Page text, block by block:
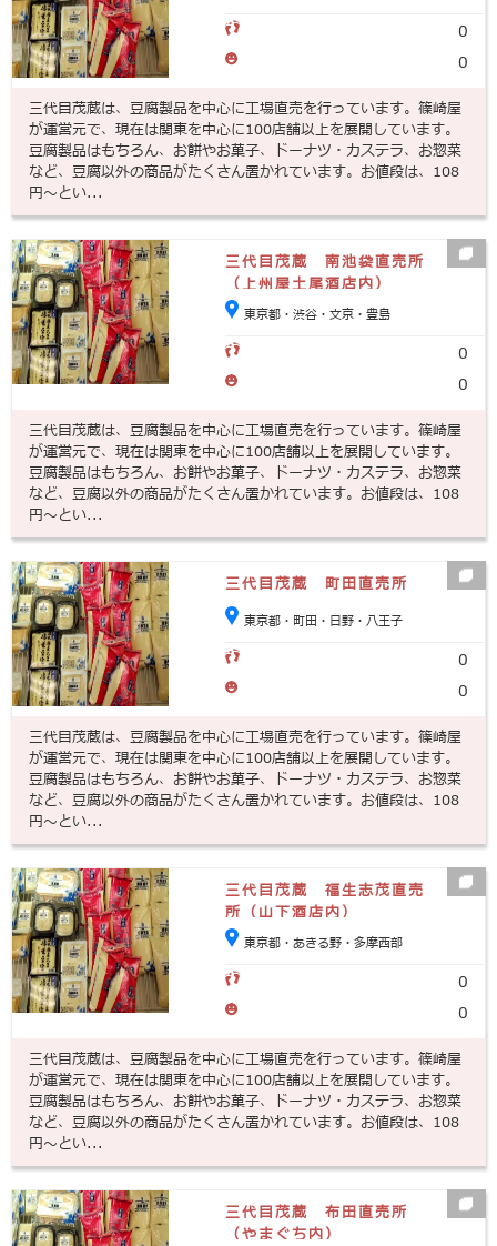
0
0
三代目茂蔵は、豆腐製品を中心に工場直売を行っています。篠崎屋
が運営元で、現在は関東を中心に100店舗以上を展開しています。
豆腐製品はもちろん、お餅やお菓子、ドーナツ・カステラ、お惣菜
など、豆腐以外の商品がたくさん置かれています。お値段は、108
円～とい...
三代目茂蔵 南池袋直売所
（上州屋土尾酒店内）
東京都・渋谷・文京・豊島
0
0
三代目茂蔵は、豆腐製品を中心に工場直売を行っています。篠崎屋
が運営元で、現在は関東を中心に100店舗以上を展開しています。
豆腐製品はもちろん、お餅やお菓子、ドーナツ・カステラ、お惣菜
など、豆腐以外の商品がたくさん置かれています。お値段は、108
円～とい...
三代目茂蔵 町田直売所
東京都・町田・日野・八王子
0
0
三代目茂蔵は、豆腐製品を中心に工場直売を行っています。篠崎屋
が運営元で、現在は関東を中心に100店舗以上を展開しています。
豆腐製品はもちろん、お餅やお菓子、ドーナツ・カステラ、お惣菜
など、豆腐以外の商品がたくさん置かれています。お値段は、108
円～とい...
三代目茂蔵 福生志茂直売
所（山下酒店内）
東京都・あきる野・多摩西部
0
0
三代目茂蔵は、豆腐製品を中心に工場直売を行っています。篠崎屋
が運営元で、現在は関東を中心に100店舗以上を展開しています。
豆腐製品はもちろん、お餅やお菓子、ドーナツ・カステラ、お惣菜
など、豆腐以外の商品がたくさん置かれています。お値段は、108
円～とい...
三代目茂蔵 布田直売所
（やまぐち内）